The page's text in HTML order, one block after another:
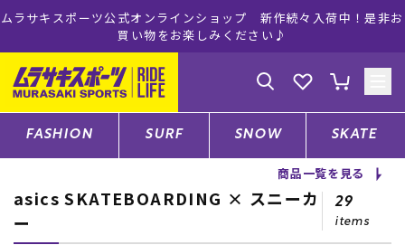
ムラサキスポーツ公式オンラインショップ 新作続々入荷中！是非お
買い物をお楽しみください♪
ゲスト様
ログイン 会員登録
店舗一覧
FASHION SURF SNOW SKATE
商品一覧を見る
asics SKATEBOARDING × スニーカ
ー
29
items